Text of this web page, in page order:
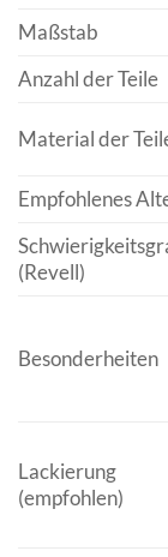
Maßstab
Anzahl der Teile
Material der
Empfohlenes
(Revell)
Besonderheiten
Lackierung
(empfohlen)